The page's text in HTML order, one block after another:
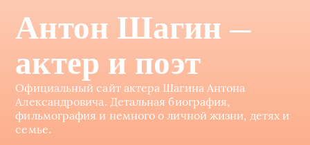
Антон Шагин —
актер и поэт
Официальный сайт актера Шагина Антона
Александровича. Детальная биография,
фильмография и немного о личной жизни, детях и
семье.